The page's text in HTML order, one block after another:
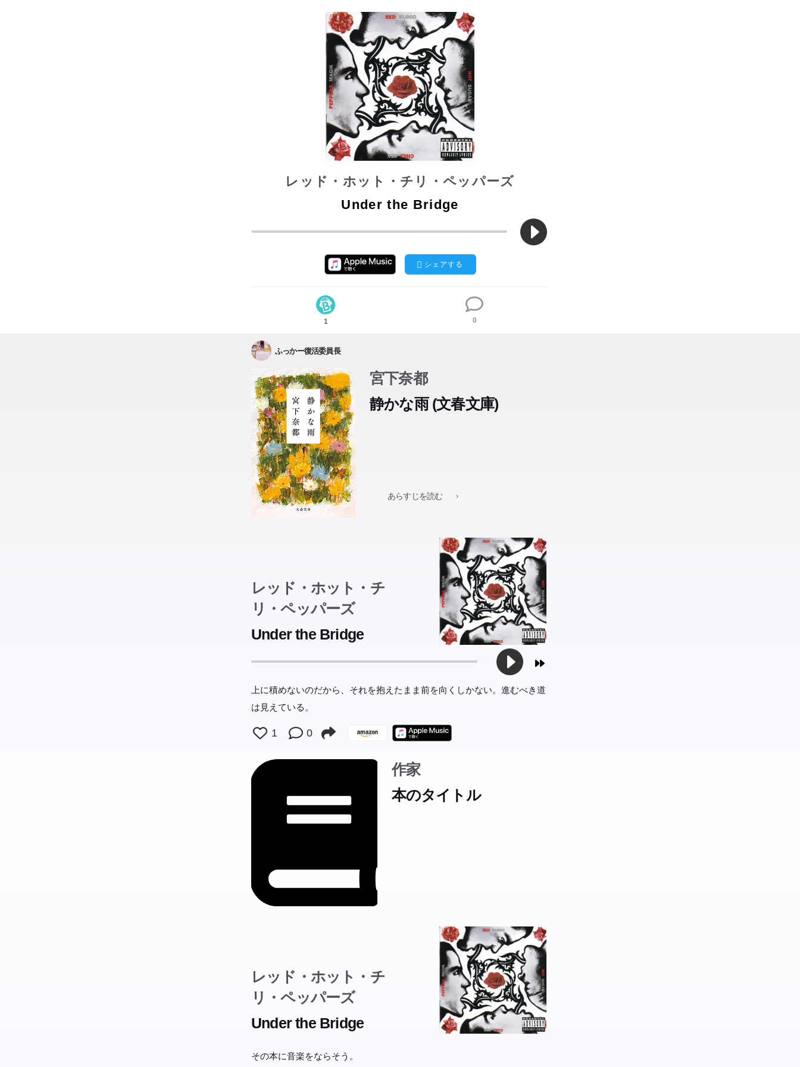
レッド・ホット・チリ・ペッパーズ
Under the Bridge
シェアする
1 0
ふっかー復活委員長
宮下奈都
静かな雨 (文春文庫)
あらすじを読む
る。ある朝こよみは交通事故の巻き添えになり、三ヵ月後意識を取り戻す
と新しい記憶を留めておけなくなっていた。忘れても忘れても、二人の中
には何かが育ち、二つの世界は少しずつ重なりゆく。文學界新人賞佳作に
選ばれた瑞々しいデビュー作。
レッド・ホット・チ
リ・ペッパーズ
Under the Bridge
上に積めないのだから、それを抱えたまま前を向くしかない。進むべき道
は見えている。
1 0
作家
本のタイトル
レッド・ホット・チ
リ・ペッパーズ
Under the Bridge
その本に音楽をならそう。